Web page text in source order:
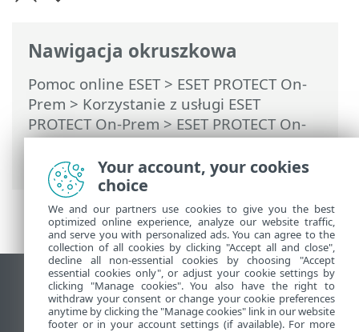
Nawigacja okruszkowa
Pomoc online ESET> ESET PROTECT On-
Prem > Korzystanie z usługi ESET
PROTECT On-Prem>ESET PROTECT On-
Prem Menu główne>Raporty> Raport
dzienników audytów
Wyświetl witrynę internetową dla
komputerów
End of Life
Your account, your cookies
choice
We and our partners use cookies to give you the best
optimized online experience, analyze our website traffic,
and serve you with personalized ads. You can agree to the
collection of all cookies by clicking "Accept all and close",
decline all non-essential cookies by choosing "Accept
essential cookies only", or adjust your cookie settings by
clicking "Manage cookies". You also have the right to
withdraw your consent or change your cookie preferences
anytime by clicking the "Manage cookies" link in our website
footer or in your account settings (if available). For more